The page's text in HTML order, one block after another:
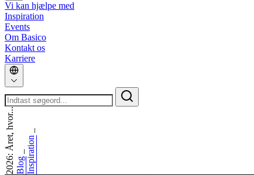
Vi kan hjælpe med
Inspiration
Events
Om Basico
Kontakt os
Karriere
Inspiration
_
Blog
_
2026: Året, hvor...